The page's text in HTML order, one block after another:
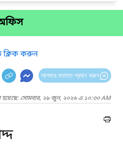
ক্লিক করুন
আপনার মতামত প্রদান করুন
হয়েছে: সোমবার, ২৯ জুন, ২০২৬ এ ১০:৩০ AM